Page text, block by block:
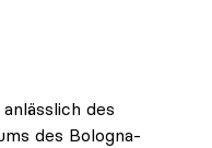
anlässlich des
des Bologna-